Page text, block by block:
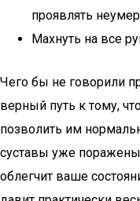
проявлять
Махнуть на все
Чего бы не говорили
верный путь к тому,
позволить им
суставы уже
облегчит ваше